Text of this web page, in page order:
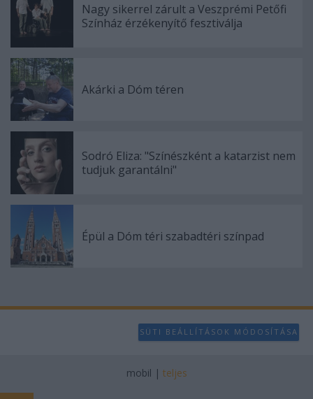
Nagy sikerrel zárult a Veszprémi Petőfi
Színház érzékenyítő fesztiválja
Akárki a Dóm téren
Sodró Eliza: "Színészként a katarzist nem
tudjuk garantálni"
Épül a Dóm téri szabadtéri színpad
SÜTI BEÁLLÍTÁSOK MÓDOSÍTÁSA
mobil | teljes